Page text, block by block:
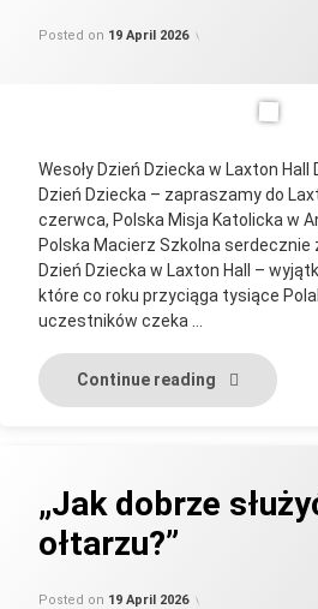
Posted on 19 April 2026
Wesoły Dzień Dziecka w Laxton Hall
Dzień Dziecka – zapraszamy do
czerwca, Polska Misja Katolicka w
Polska Macierz Szkolna serdecznie
Dzień Dziecka w Laxton Hall –
które co roku przyciąga tysiące
uczestników czeka …
Continue reading Wesoły
„Jak dobrze
ołtarzu?”
Posted on 19 April 2026